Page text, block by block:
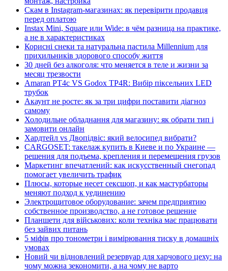
Скам в Instagram-магазинах: як перевірити продавця
перед оплатою
Instax Mini, Square или Wide: в чём разница на практике,
а не в характеристиках
Корисні снеки та натуральна пастила Millennium для
прихильників здорового способу життя
30 дней без алкоголя: что меняется в теле и жизни за
месяц трезвости
Amaran PT4c VS Godox TP4R: Вибір піксельних LED
трубок
Акаунт не росте: як за три цифри поставити діагноз
самому
Холодильне обладнання для магазину: як обрати тип і
замовити онлайн
Хардтейл vs Двопідвіс: який велосипед вибрати?
CARGOSET: такелаж купить в Киеве и по Украине —
решения для подъема, крепления и перемещения грузов
Маркетинг впечатлений: как искусственный снегопад
помогает увеличить трафик
Плюсы, которые несет сексшоп, и как мастурбаторы
меняют подход к уединению
Электрощитовое оборудование: зачем предприятию
собственное производство, а не готовое решение
Планшети для військових: коли техніка має працювати
без зайвих питань
5 міфів про тонометри і вимірювання тиску в домашніх
умовах
Новий чи відновлений резервуар для харчового цеху: на
чому можна зекономити, а на чому не варто